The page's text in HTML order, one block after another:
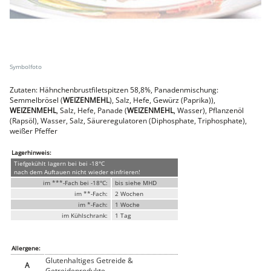
Faschiertes
DELUXE SCHWEIN
Wurstwaren
Putenwurst
Aufschnittwurst
Stangenwurst
Würstel
Mini-Würstel
Schinken
Selchwaren
Schinken
Putenschinken
Fisch
Konserven
Zutaten: Hähnchenbrustfiletspitzen 58,8%, Panadenmischung:
Semmelbrösel (WEIZENMEHL), Salz, Hefe, Gewürz (Paprika)),
WEIZENMEHL, Salz, Hefe, Panade (WEIZENMEHL, Wasser), Pflanzenöl
(Rapsöl), Wasser, Salz, Säureregulatoren (Diphosphate, Triphosphate),
weißer Pfeffer
Lagerhinweis:
Tiefgekühlt lagern bei bei -18°C
nach dem Auftauen nicht wieder einfrieren!
im ***-Fach bei -18°C:
bis siehe MHD
im **-Fach:
2 Wochen
im *-Fach:
1 Woche
im Kühlschrank:
1 Tag
Allergene:
A
Glutenhaltiges Getreide &